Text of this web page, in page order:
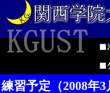
練習予定（2008年3